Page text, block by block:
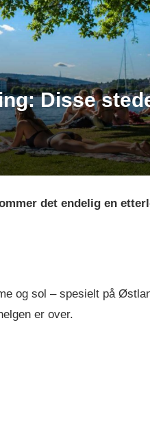
Disse
det endelig en
og sol – spesielt på
er over.